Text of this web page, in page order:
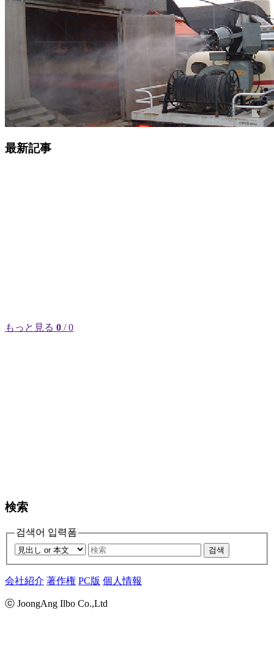
最新記事
もっと見る 0 / 0
検索
검색어 입력폼
검색
会社紹介 著作権 PC版 個人情報
ⓒ JoongAng Ilbo Co.,Ltd